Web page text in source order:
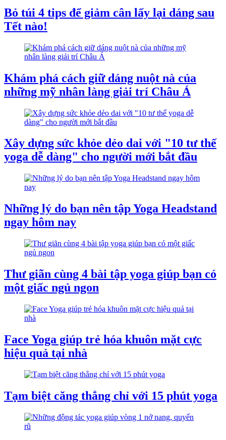
Bỏ túi 4 tips để giảm cân lấy lại dáng sau
Tết nào!
Khám phá cách giữ dáng nuột nà của
những mỹ nhân làng giải trí Châu Á
Xây dựng sức khỏe dẻo dai với "10 tư thế
yoga dễ dàng" cho người mới bắt đầu
Những lý do bạn nên tập Yoga Headstand
ngay hôm nay
Thư giãn cùng 4 bài tập yoga giúp bạn có
một giấc ngủ ngon
Face Yoga giúp trẻ hóa khuôn mặt cực
hiệu quả tại nhà
Tạm biệt căng thẳng chỉ với 15 phút yoga